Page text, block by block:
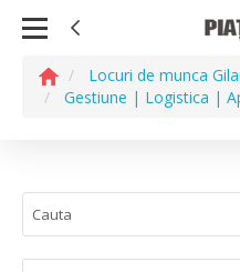
Locuri de munca
Gestiune | Logistica |